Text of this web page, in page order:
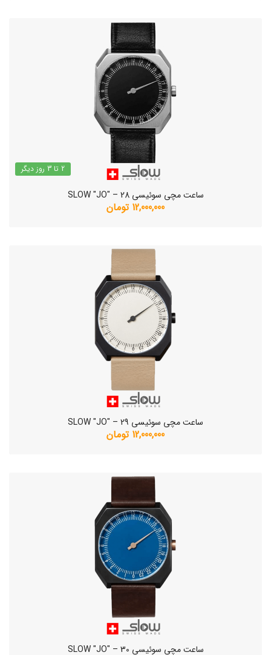
2 تا 3 روز دیگر
ساعت مچی سوئیسی SLOW "JO" – 28
12,000,000 تومان
ساعت مچی سوئیسی SLOW "JO" – 29
12,000,000 تومان
ساعت مچی سوئیسی SLOW "JO" – 30